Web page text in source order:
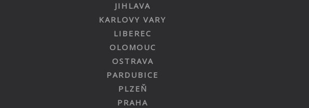
JIHLAVA
KARLOVY VARY
LIBEREC
OLOMOUC
OSTRAVA
PARDUBICE
PLZEŇ
PRAHA